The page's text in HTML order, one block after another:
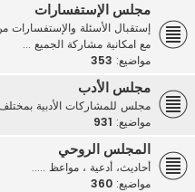
مجلس الإستفسارات
إستقبال الأسئلة
مع امكانية مشاركة الجميع ...
مواضيع: 353
مجلس الأدب
مجلس للمشاركات الأدبية
مواضيع: 931
المجلس الروحي
أحاديث، أدعية ، مواعظ .....
مواضيع: 360